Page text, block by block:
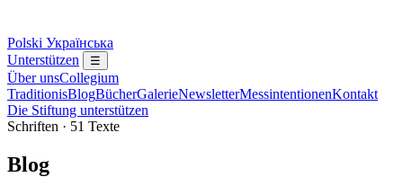
Polski Українська
Unterstützen
☰
Über unsCollegium
TraditionisBlogBücherGalerieNewsletterMessintentionenKontakt
Die Stiftung unterstützen
Schriften · 51 Texte
Blog